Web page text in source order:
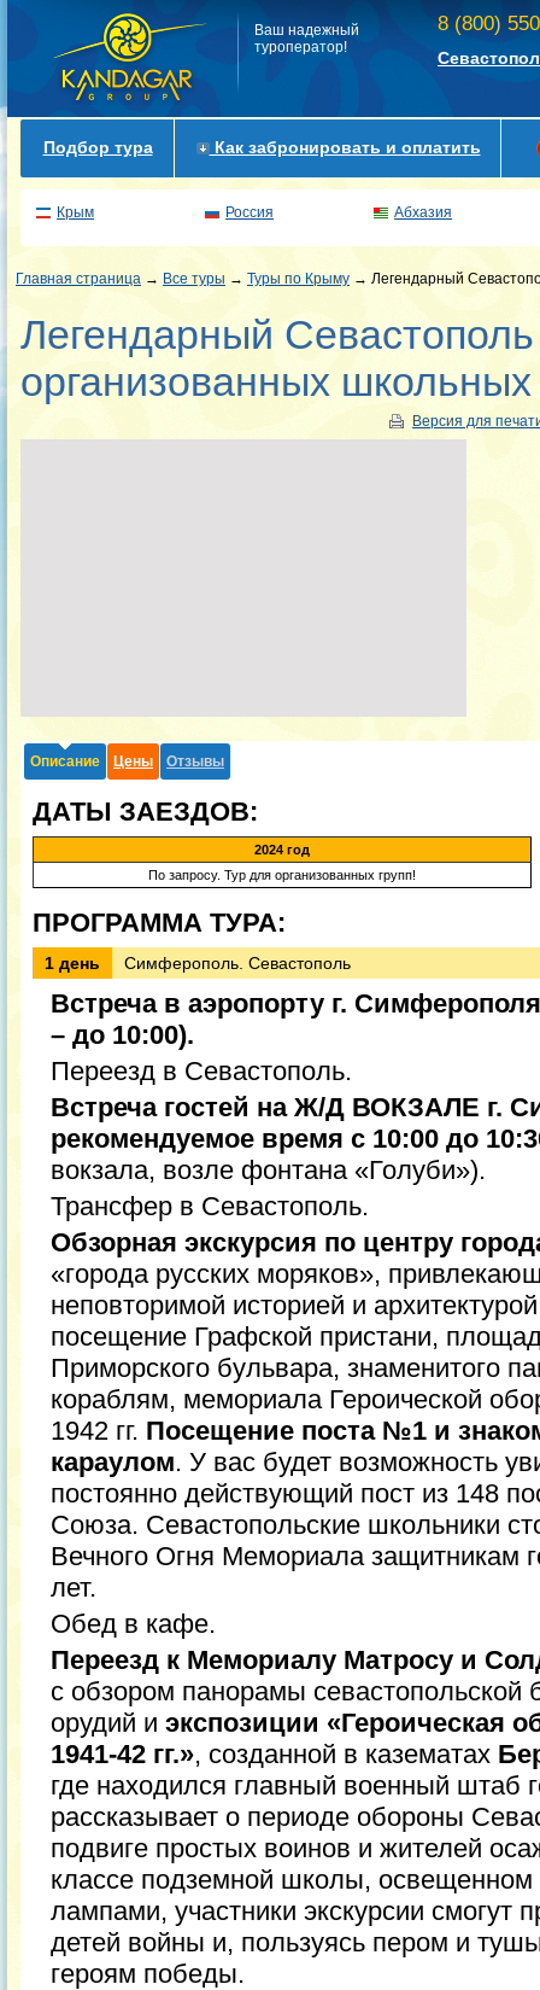
Ваш надежный
туроператор!
8 (800)
Подбор тура Как забронировать и оплатить
Крым Россия Абхазия
Главная страница → Все туры → Туры по Крыму → Легендарный
Легендарный
организованных школьных
Версия для
Описание Цены Отзывы
ДАТЫ ЗАЕЗДОВ:
2024 год
По запросу. Тур для организованных групп!
ПРОГРАММА ТУРА:
1 день Симферополь. Севастополь
Встреча в аэропорту г.
– до 10:00).
Переезд в Севастополь.
Встреча гостей на Ж/Д ВОКЗАЛЕ г.
рекомендуемое время с 10:00 до
вокзала, возле фонтана «Голуби»).
Трансфер в Севастополь.
Обзорная экскурсия по центру
«города русских моряков»,
неповторимой историей и
посещение Графской пристани,
Приморского бульвара, знаменитого
кораблям, мемориала Героической
1942 гг. Посещение поста №1 и
караулом. У вас будет возможность
постоянно действующий пост из 148
Союза. Севастопольские школьники
Вечного Огня Мемориала защитникам
лет.
Обед в кафе.
Переезд к Мемориалу Матросу и
с обзором панорамы
орудий и экспозиции «Героическая
1941-42 гг.», созданной в казематах
где находился главный военный штаб
рассказывает о периоде обороны
подвиге простых воинов и жителей
классе подземной школы,
лампами, участники экскурсии смогут
детей войны и, пользуясь пером и
героям победы.